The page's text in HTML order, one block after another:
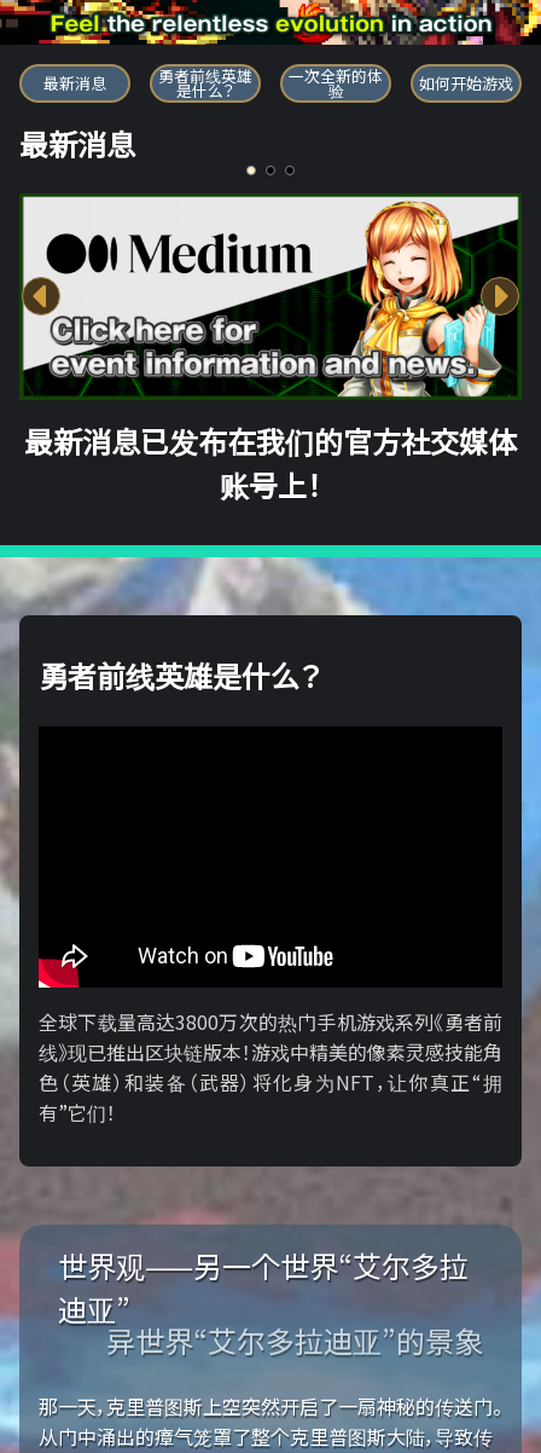
勇者前线英雄
最新消息 勇者前线英雄
是什么？
一次全新的体
验 如何开始游戏
最新消息
最新消息已发布在我们的官方社交媒体
账号上！
勇者前线英雄是什么？
全球下载量高达3800万次的热门手机游戏系列《勇者前
线》现已推出区块链版本！游戏中精美的像素灵感技能角
色（英雄）和装备（武器）将化身为NFT，让你真正“拥
有”它们！
世界观——另一个世界“艾尔多拉
迪亚”
异世界“艾尔多拉迪亚”的景象
那一天，克里普图斯上空突然开启了一扇神秘的传送门。
从门中涌出的瘴气笼罩了整个克里普图斯大陆，导致传